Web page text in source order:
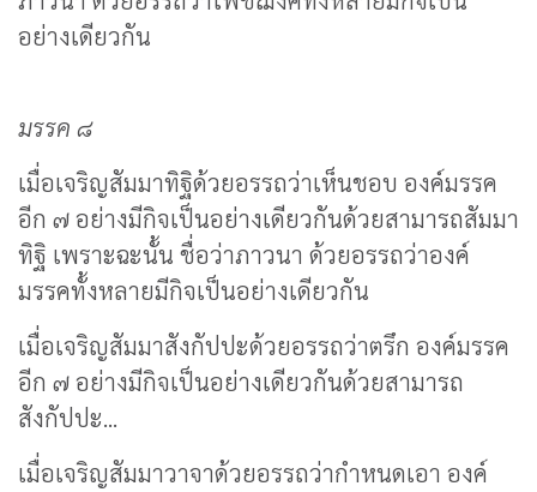
อย่างเดียวกัน
มรรค ๘
เมื่อเจริญสัมมาทิฐิด้วยอรรถว่าเห็นชอบ องค์มรรค
อีก ๗ อย่างมีกิจเป็นอย่างเดียวกันด้วยสามารถสัมมา
ทิฐิ เพราะฉะนั้น ชื่อว่าภาวนา ด้วยอรรถว่าองค์
มรรคทั้งหลายมีกิจเป็นอย่างเดียวกัน
เมื่อเจริญสัมมาสังกัปปะด้วยอรรถว่าตรึก องค์มรรค
อีก ๗ อย่างมีกิจเป็นอย่างเดียวกันด้วยสามารถ
สังกัปปะ...
เมื่อเจริญสัมมาวาจาด้วยอรรถว่ากำหนดเอา องค์